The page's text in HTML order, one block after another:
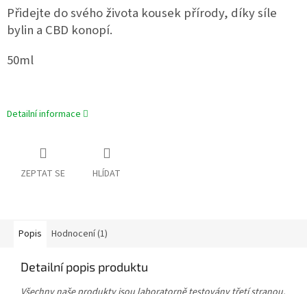
Přidejte do svého života kousek přírody, díky síle
bylin a CBD konopí.
50ml
Detailní informace
ZEPTAT SE HLÍDAT
Popis Hodnocení (1)
Detailní popis produktu